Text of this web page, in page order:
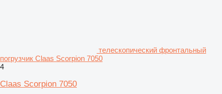
телескопический фронтальный
погрузчик Claas Scorpion 7050
4
Claas Scorpion 7050